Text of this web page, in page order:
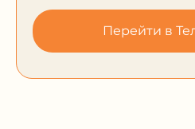
Перейти в